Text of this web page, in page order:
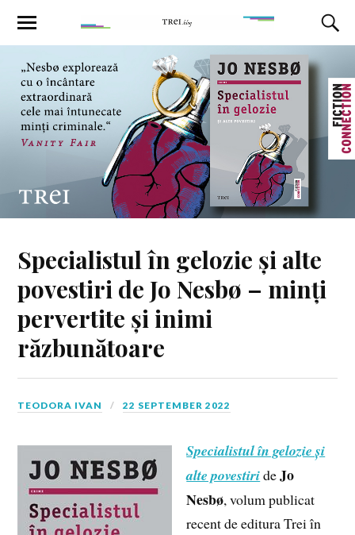
Specialistul în gelozie și alte
povestiri de Jo Nesbø – minți
pervertite și inimi
răzbunătoare
TEODORA IVAN 22 SEPTEMBER 2022
Specialistul în gelozie și
alte povestirideJo
Nesbø, volum publicat
recent de editura Trei în